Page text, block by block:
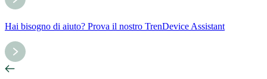
Hai bisogno di aiuto? Prova il nostro TrenDevice Assistant